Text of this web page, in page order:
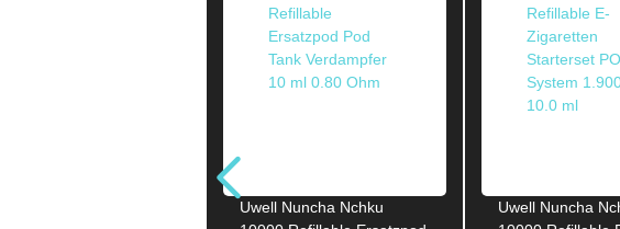
Uwell Nuncha Nchku
Uwell Nuncha